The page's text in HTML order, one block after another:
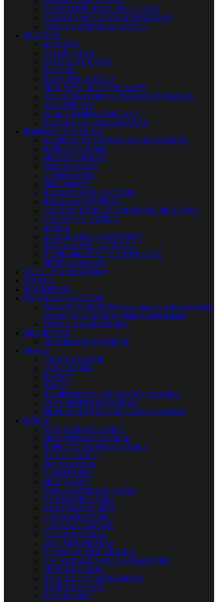
NÁHRADNÉ DIELY PRE GONGY
STOJANY NA GONGY A TAM-TAMY
OBALY A KUFRE NA GONGY
KLÁVESY
KLÁVESY
STAGE PIÁNA
DIGITÁLNE PIÁNA
KLAVÍRE
KLAVÍRNE KRÍDLA
MIDI MASTER KEYBOARDY
SYNTETIZÁTORY A PRACOVNÉ STANICE
AKORDEÓNY
ELEKTRONICKÉ ORGANY
KLÁVESOVÉ ZOSILŇOVAČE
PÓDIOVÁ TECHNIKA
KOMPLETNÉ OZVUČOVACIE SYSTÉMY
REPRODUKTORY
MIXÁŽNE PULTY
ZOSILŇOVAČE
CROSSOVERY
MIKROFÓNY
BEZDRÔTOVÉ SYSTÉMY
IN-EAR MONITORING
TESTERY KÁBLOV A MERACIE PRÍSTROJE
STOJANY A STATÍVY
KÁBLE
KONEKTORY A ADAPTÉRY
INŠTALAČNÁ TECHNIKA
KOMUNIKAČNÉ TECHNOLÓGIE
PRÍSLUŠENSTVO
ŠTÚDIOVÁ TECHNIKA
SVETLÁ
MIKROFÓNY
DYCHOVÉ NÁSTROJE
FLAUTY-ZOBCOVÉVybrali sme pre Vás tie najlepšie
zobcové flauty. Ráčte si vybrať z našej ponuky.
FÚKACIE HARMONIKY
ORCHESTER
SLÁČIKOVÉ NÁSTROJE
OBALY
OBALY A KUFRE
CASE, KUFRE
RACKY
KRYTY
KOMPONENTY PRE RACKY A KUFRE
TRANSPORTNÉ SYSTÉMY
PRÍSLUŠENSTVO PRE OBALY A KUFRE
KÁBLE
NÁSTROJOVÉ KÁBLE
MIKROFÓNOVÉ KÁBLE
REPRODUKTOROVÉ KÁBLE
AUDIO KÁBLE
PATCH KÁBLE
Y ADAPTÉRY
MIDI KÁBLE
DMX A RIADIACE KÁBLE
NAPÁJACIE KÁBLE
ZÁSUVKOVÉ LIŠTY
CEE KONEKTORY
CEE ROZVÁDZAČE
OSTATNÉ KÁBLE
LIVE MULTIKÁBLE
ŠTÚDIOVÉ MULTIKÁBLE
CAT ROZBOČOVAČE A ADAPTÉRY
SIEŤOVÉ KÁBLE
ANALÓGOVÉ STAGEBOXY
KÁBLE METRÁŽ
KONEKTORY